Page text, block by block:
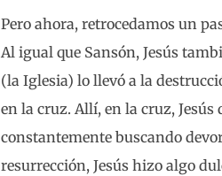
Pero ahora, retrocedamos un
Al igual que Sansón, Jesús
(la Iglesia) lo llevó a la
en la cruz. Allí, en la cruz, Jesús
constantemente buscando
resurrección, Jesús hizo algo